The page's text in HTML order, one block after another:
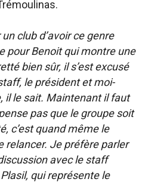
club d’avoir ce genre
pour Benoit qui montre une
bien sûr, il s’est excusé
le président et moi-
il le sait. Maintenant il faut
pas que le groupe soit
c’est quand même le
relancer. Je préfère parler
avec le staff
qui représente le